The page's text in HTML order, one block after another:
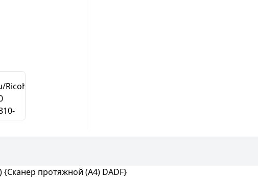
{Сканер протяжной (A4) DADF}